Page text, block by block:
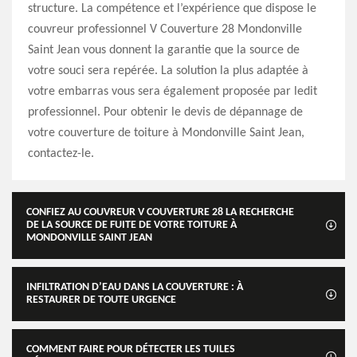
structure. La compétence et l’expérience que dispose le
couvreur professionnel V Couverture 28 Mondonville
Saint Jean vous donnent la garantie que la source de
votre souci sera repérée. La solution la plus adaptée à
votre embarras vous sera également proposée par ledit
professionnel. Pour obtenir le devis de dépannage de
votre couverture de toiture à Mondonville Saint Jean,
contactez-le.
CONFIEZ AU COUVREUR V COUVERTURE 28 LA RECHERCHE
DE LA SOURCE DE FUITE DE VOTRE TOITURE À
MONDONVILLE SAINT JEAN
INFILTRATION D’EAU DANS LA COUVERTURE : À
RESTAURER DE TOUTE URGENCE
COMMENT FAIRE POUR DÉTECTER LES TUILES